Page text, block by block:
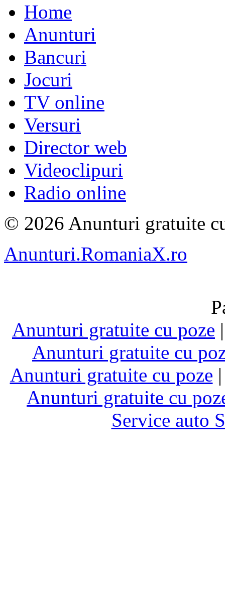
Home
Anunturi
Bancuri
Jocuri
TV online
Versuri
Director web
Videoclipuri
Radio online
© 2026 Anunturi gratuite
Anunturi.RomaniaX.ro
Anunturi gratuite cu poze
Anunturi gratuite cu
Anunturi gratuite cu poze
Anunturi gratuite cu
Service auto